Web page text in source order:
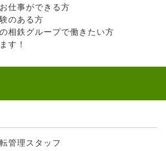
仕事ができる方
のある方
相鉄グループで働きたい方
す！
管理スタッフ